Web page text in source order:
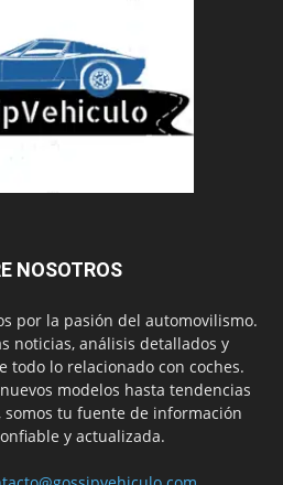
NOSOTROS
por la pasión del automovilismo.
noticias, análisis detallados y
todo lo relacionado con coches.
modelos hasta tendencias
somos tu fuente de información
y actualizada.